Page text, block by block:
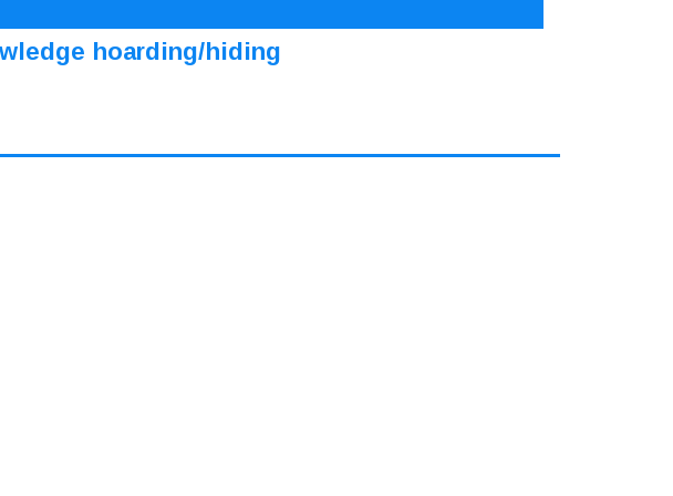
hoarding/hiding